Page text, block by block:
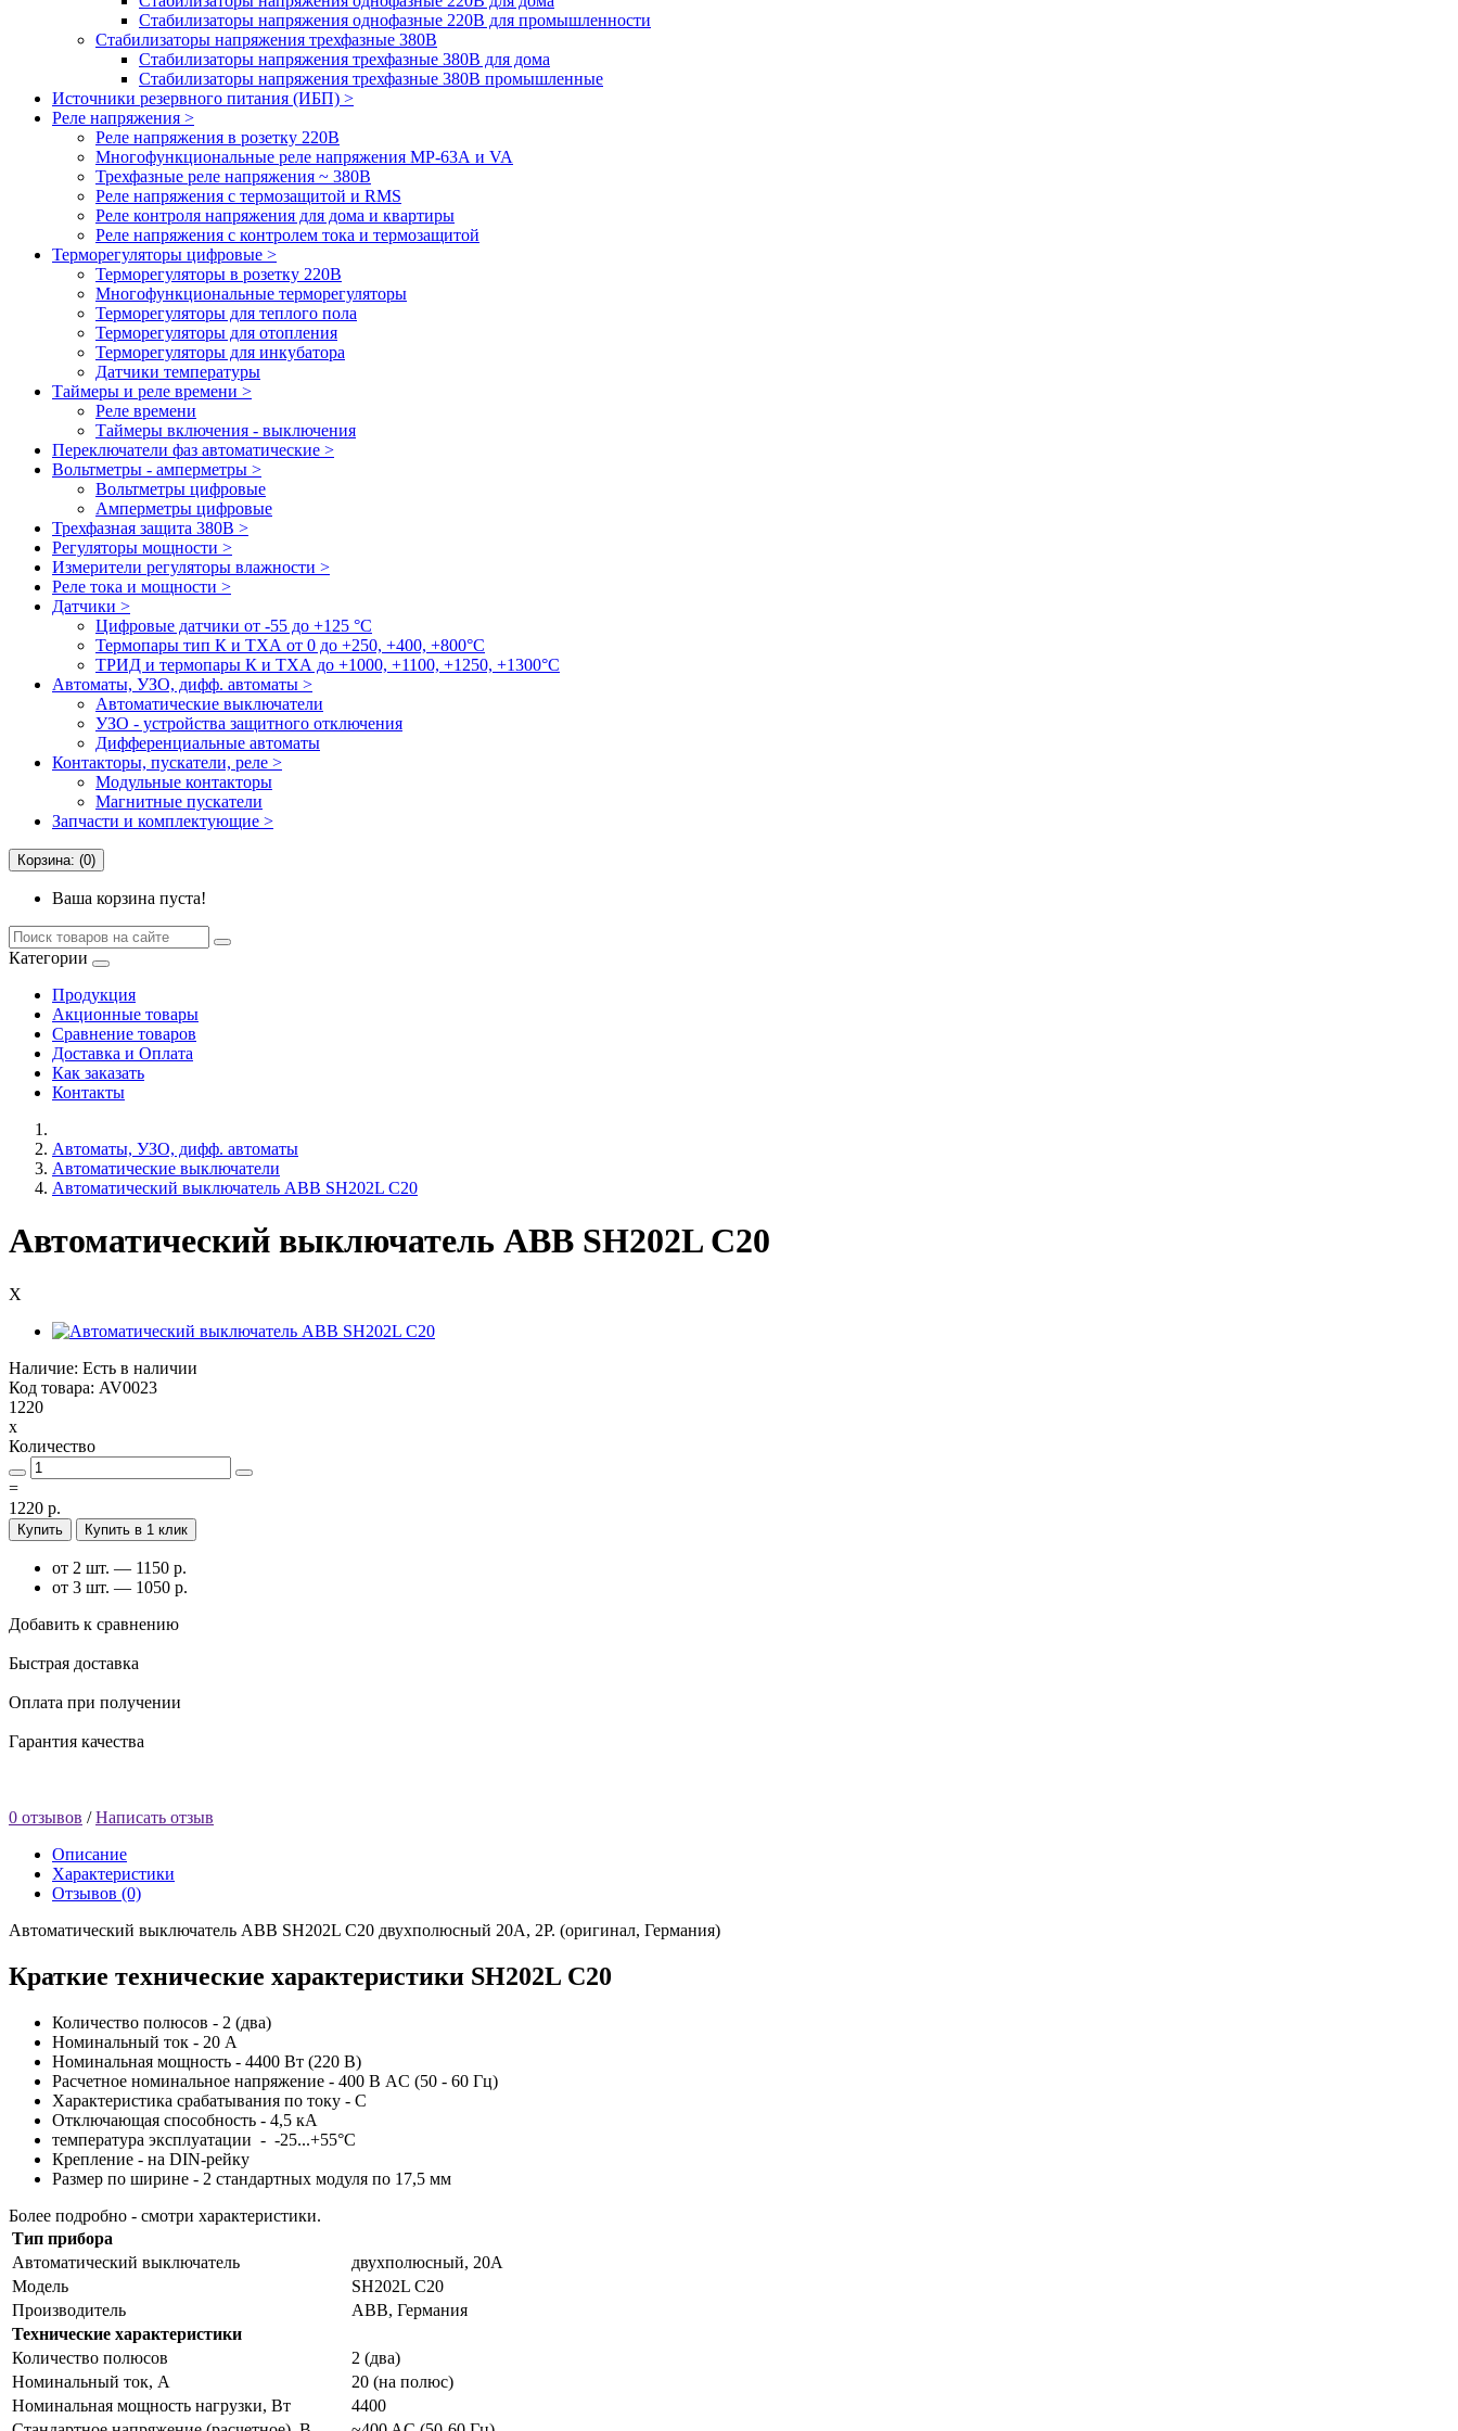
Стабилизаторы напряжения однофазные 220В для промышленности
Стабилизаторы напряжения трехфазные 380В
Cтабилизаторы напряжения трехфазные 380В для дома
Стабилизаторы напряжения трехфазные 380В промышленные
Источники резервного питания (ИБП) >
Реле напряжения >
Реле напряжения в розетку 220В
Многофункциональные реле напряжения МР-63А и VA
Трехфазные реле напряжения ~ 380В
Реле напряжения с термозащитой и RMS
Реле контроля напряжения для дома и квартиры
Реле напряжения с контролем тока и термозащитой
Терморегуляторы цифровые >
Терморегуляторы в розетку 220В
Многофункциональные терморегуляторы
Терморегуляторы для теплого пола
Терморегуляторы для отопления
Терморегуляторы для инкубатора
Датчики температуры
Таймеры и реле времени >
Реле времени
Таймеры включения - выключения
Переключатели фаз автоматические >
Вольтметры - амперметры >
Вольтметры цифровые
Амперметры цифровые
Трехфазная защита 380В >
Регуляторы мощности >
Измерители регуляторы влажности >
Реле тока и мощности >
Датчики >
Цифровые датчики от -55 до +125 °С
Термопары тип К и ТХА от 0 до +250, +400, +800°C
ТРИД и термопары К и ТХА до +1000, +1100, +1250, +1300°C
Автоматы, УЗО, дифф. автоматы >
Автоматические выключатели
УЗО - устройства защитного отключения
Дифференциальные автоматы
Контакторы, пускатели, реле >
Модульные контакторы
Магнитные пускатели
Запчасти и комплектующие >
Корзина: (0)
Ваша корзина пуста!
Категории
Продукция
Акционные товары
Сравнение товаров
Доставка и Оплата
Как заказать
Контакты
Автоматы, УЗО, дифф. автоматы
Автоматические выключатели
Автоматический выключатель ABB SH202L C20
Автоматический выключатель ABB SH202L C20
X
Наличие: Есть в наличии
Код товара: AV0023
1220
x
Количество
=
1220 р.
Купить Купить в 1 клик
от 2 шт. — 1150 р.
от 3 шт. — 1050 р.
Добавить к сравнению
Быстрая доставка
Оплата при получении
Гарантия качества
0 отзывов /Написать отзыв
Описание
Характеристики
Отзывов (0)
Автоматический выключатель ABB SH202L C20 двухполюсный 20А, 2P. (оригинал, Германия)
Краткие технические характеристики SH202L C20
Количество полюсов - 2 (два)
Номинальный ток - 20 А
Номинальная мощность - 4400 Вт (220 В)
Расчетное номинальное напряжение - 400 В AC (50 - 60 Гц)
Характеристика срабатывания по току - С
Отключающая способность - 4,5 кА
температура эксплуатации - -25...+55°C
Крепление - на DIN-рейку
Размер по ширине - 2 стандартных модуля по 17,5 мм
Более подробно - смотри характеристики.
Тип прибора
Автоматический выключатель
двухполюсный, 20А
Модель
SH202L C20
Производитель
АВВ, Германия
Технические характеристики
Количество полюсов
2 (два)
Номинальный ток, А
20 (на полюс)
Номинальная мощность нагрузки, Вт
4400